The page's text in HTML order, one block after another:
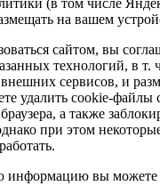
(в том числе
на вашем
сайтом, вы
технологий, в т.
сервисов, и
удалить cookie-файлы
а также
при этом
информацию вы можете